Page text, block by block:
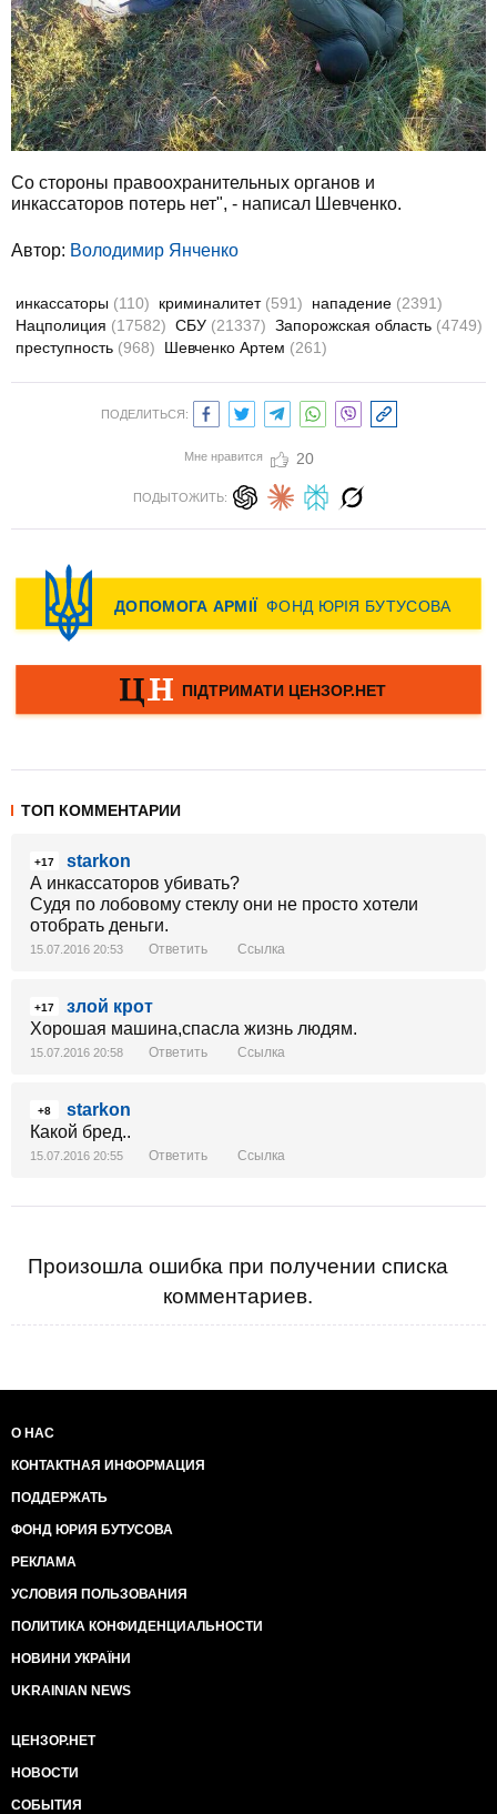
Со стороны правоохранительных органов и
инкассаторов потерь нет", - написал Шевченко.
Автор: Володимир Янченко
инкассаторы (110) криминалитет (591) нападение (2391)
Нацполиция (17582) СБУ (21337) Запорожская область (4749)
преступность (968) Шевченко Артем (261)
ПОДЕЛИТЬСЯ:
Мне нравится 20
ПОДЫТОЖИТЬ:
ТОП КОММЕНТАРИИ
+17
starkon
А инкассаторов убивать?
Судя по лобовому стеклу они не просто хотели
отобрать деньги.
15.07.2016 20:53 Ответить Ссылка
+17
злой крот
Хорошая машина,спасла жизнь людям.
15.07.2016 20:58 Ответить Ссылка
+8
starkon
Какой бред..
15.07.2016 20:55 Ответить Ссылка
Произошла ошибка при получении списка
комментариев.
О НАС
КОНТАКТНАЯ ИНФОРМАЦИЯ
ПОДДЕРЖАТЬ
ФОНД ЮРИЯ БУТУСОВА
РЕКЛАМА
УСЛОВИЯ ПОЛЬЗОВАНИЯ
ПОЛИТИКА КОНФИДЕНЦИАЛЬНОСТИ
НОВИНИ УКРАЇНИ
UKRAINIAN NEWS
ЦЕНЗОР.НЕТ
НОВОСТИ
СОБЫТИЯ